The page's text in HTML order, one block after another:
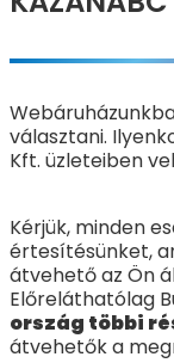
választani.
Kft. üzleteiben
Kérjük, minden
értesítésünket,
átvehető az Ön
Előreláthatólag
ország többi
átvehetők a